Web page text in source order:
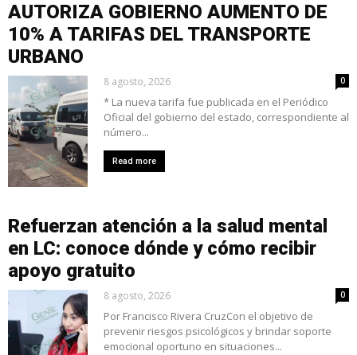
AUTORIZA GOBIERNO AUMENTO DE
10% A TARIFAS DEL TRANSPORTE
URBANO
8 agosto, 2026 0
* La nueva tarifa fue publicada en el Periódico
Oficial del gobierno del estado, correspondiente al
número...
Read more
Refuerzan atención a la salud mental
en LC: conoce dónde y cómo recibir
apoyo gratuito
8 agosto, 2026 0
Por Francisco Rivera CruzCon el objetivo de
prevenir riesgos psicológicos y brindar soporte
emocional oportuno en situaciones...